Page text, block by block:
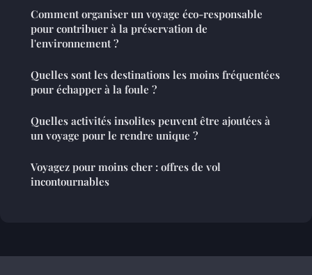
Comment organiser un voyage éco-responsable
pour contribuer à la préservation de
l'environnement ?
Quelles sont les destinations les moins fréquentées
pour échapper à la foule ?
Quelles activités insolites peuvent être ajoutées à
un voyage pour le rendre unique ?
Voyagez pour moins cher : offres de vol
incontournables